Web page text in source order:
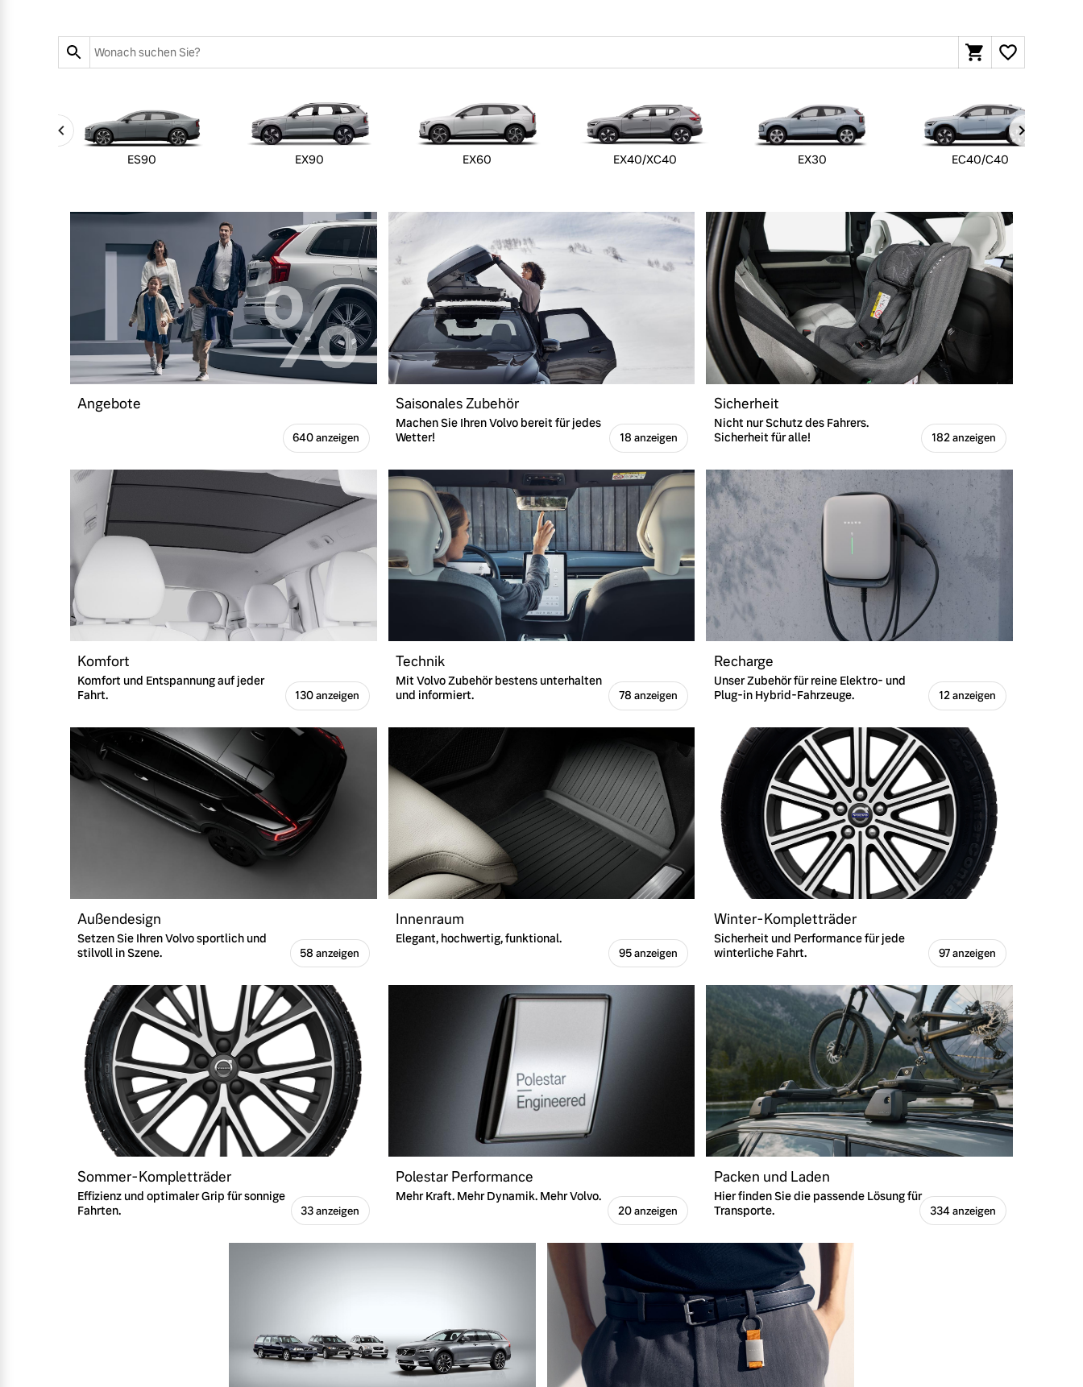
Zubehörkatalog
Service by Volvo
ES90 EX90 EX60 EX40/XC40 EX30 EC40/C40
Angebote
640 anzeigen
Saisonales Zubehör
Machen Sie Ihren Volvo bereit für jedes
Wetter!
18 anzeigen
Sicherheit
Nicht nur Schutz des Fahrers.
Sicherheit für alle!
182 anzeigen
Komfort
Komfort und Entspannung auf jeder
Fahrt.
130 anzeigen
Technik
Mit Volvo Zubehör bestens unterhalten
und informiert.
78 anzeigen
Recharge
Unser Zubehör für reine Elektro- und
Plug-in Hybrid-Fahrzeuge.
12 anzeigen
Außendesign
Setzen Sie Ihren Volvo sportlich und
stilvoll in Szene.
58 anzeigen
Innenraum
Elegant, hochwertig, funktional.
95 anzeigen
Winter-Kompletträder
Sicherheit und Performance für jede
winterliche Fahrt.
97 anzeigen
Sommer-Kompletträder
Effizienz und optimaler Grip für sonnige
Fahrten.
33 anzeigen
Polestar Performance
Mehr Kraft. Mehr Dynamik. Mehr Volvo.
20 anzeigen
Packen und Laden
Hier finden Sie die passende Lösung für
Transporte.
334 anzeigen